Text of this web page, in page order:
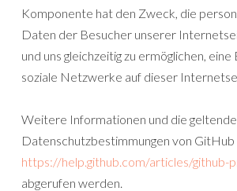
Komponente hat den Zweck, die
Daten der Besucher unserer
und uns gleichzeitig zu ermöglichen,
soziale Netzwerke auf dieser
Weitere Informationen und die
Datenschutzbestimmungen von
https://help.github.com/articles/github-
abgerufen werden.